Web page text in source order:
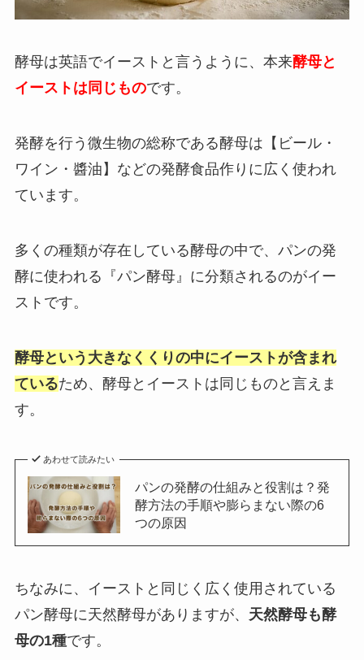
酵母は英語でイーストと言うように、本来酵母と
イーストは同じものです。
発酵を行う微生物の総称である酵母は【ビール・
ワイン・醬油】などの発酵食品作りに広く使われ
ています。
多くの種類が存在している酵母の中で、パンの発
酵に使われる『パン酵母』に分類されるのがイー
ストです。
酵母という大きなくくりの中にイーストが含まれ
ているため、酵母とイーストは同じものと言えま
す。
あわせて読みたい
パンの発酵の仕組みと役割は？発
酵方法の手順や膨らまない際の6
つの原因
ちなみに、イーストと同じく広く使用されている
パン酵母に天然酵母がありますが、 天然酵母も酵
母の1種です。